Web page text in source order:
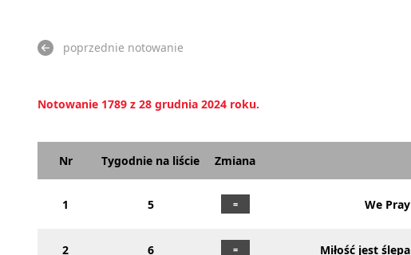
poprzednie notowanie
Notowanie 1789 z 28 grudnia 2024 roku.
Nr Tygodnie na liście Zmiana
1 5 We Pray
2 6 Miłość jest ślepa